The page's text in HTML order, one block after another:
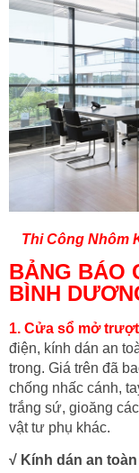
Thi Công Nhôm
BẢNG BÁO
BÌNH
1. Cửa sổ mở
điện, kính dán an
trong. Giá trên đã
chống nhấc cánh,
trắng sứ, gioăng
vật tư phụ khác.
√ Kính dán an